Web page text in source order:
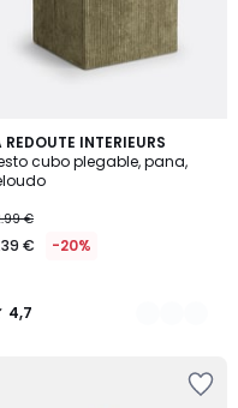
REDOUTE INTERIEURS
cubo plegable, pana,
€
€ -20%
4,7